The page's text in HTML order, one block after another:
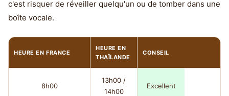
c'est risquer de réveiller quelqu'un ou de tomber dans une
boîte vocale.
HEURE EN FRANCE
HEURE EN
THAÏLANDE
CONSEIL
8h00
13h00 /
14h00
Excellent